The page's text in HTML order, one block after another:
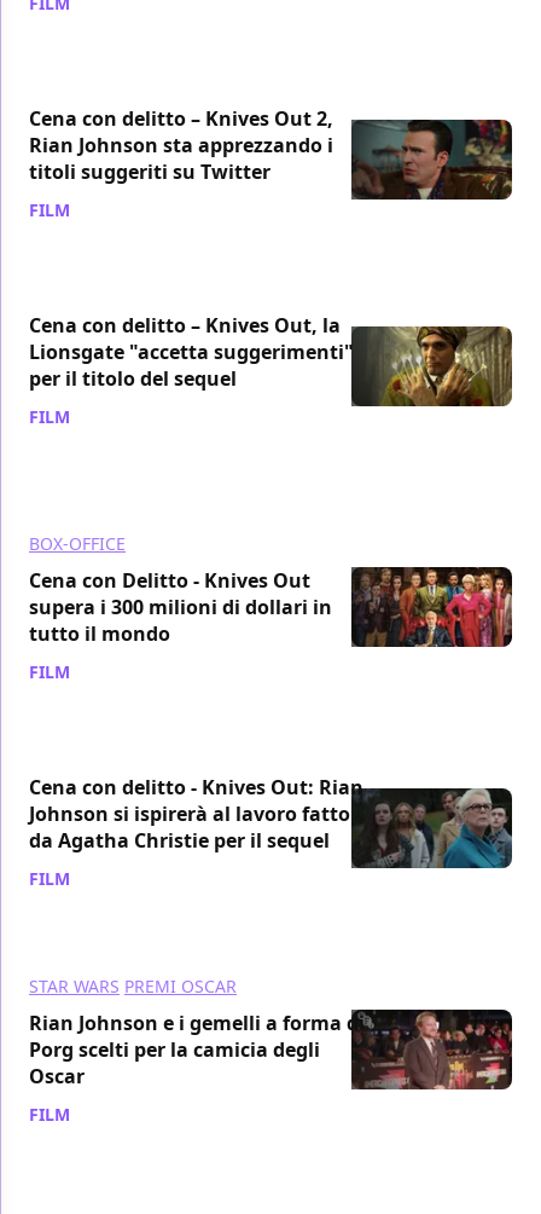
Cena con delitto – Knives Out 2,
Rian Johnson sta apprezzando i
titoli suggeriti su Twitter
FILM
Cena con delitto – Knives Out, la
Lionsgate "accetta suggerimenti"
per il titolo del sequel
FILM
BOX-OFFICE
Cena con Delitto - Knives Out
supera i 300 milioni di dollari in
tutto il mondo
FILM
Cena con delitto - Knives Out: Rian
Johnson si ispirerà al lavoro fatto
da Agatha Christie per il sequel
FILM
STAR WARS PREMI OSCAR
Rian Johnson e i gemelli a forma di
Porg scelti per la camicia degli
Oscar
FILM